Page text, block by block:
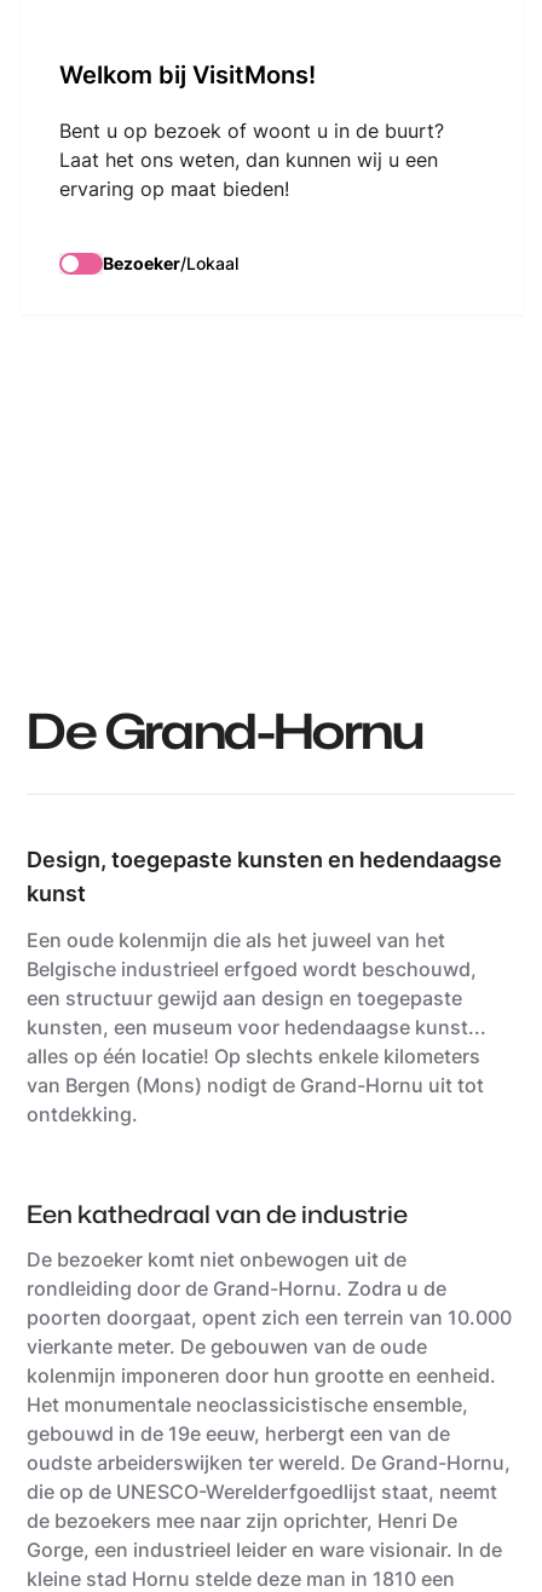
Welkom bij VisitMons!
Bent u op bezoek of woont u in de buurt?
Laat het ons weten, dan kunnen wij u een
ervaring op maat bieden!
Bezoeker/Lokaal
De Grand-Hornu
Design, toegepaste kunsten en hedendaagse
kunst
Een oude kolenmijn die als het juweel van het
Belgische industrieel erfgoed wordt beschouwd,
een structuur gewijd aan design en toegepaste
kunsten, een museum voor hedendaagse kunst...
alles op één locatie! Op slechts enkele kilometers
van Bergen (Mons) nodigt de Grand-Hornu uit tot
ontdekking.
Een kathedraal van de industrie
De bezoeker komt niet onbewogen uit de
rondleiding door de Grand-Hornu. Zodra u de
poorten doorgaat, opent zich een terrein van 10.000
vierkante meter. De gebouwen van de oude
kolenmijn imponeren door hun grootte en eenheid.
Het monumentale neoclassicistische ensemble,
gebouwd in de 19e eeuw, herbergt een van de
oudste arbeiderswijken ter wereld. De Grand-Hornu,
die op de UNESCO-Werelderfgoedlijst staat, neemt
de bezoekers mee naar zijn oprichter, Henri De
Gorge, een industrieel leider en ware visionair. In de
kleine stad Hornu stelde deze man in 1810 een